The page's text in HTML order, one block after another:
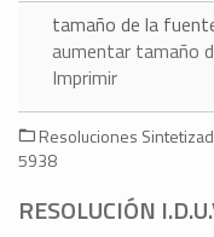
tamaño de la
aumentar tamaño
Imprimir
Resoluciones
5938
RESOLUCIÓN